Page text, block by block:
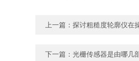
上一篇： 探讨粗糙度轮廓仪在
下一篇： 光栅传感器是由哪几